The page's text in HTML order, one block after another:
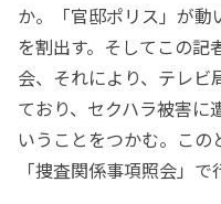
か。「官邸ポリス」が動
を割出す。そしてこの
会、それにより、テレビ
ており、セクハラ被害に
いうことをつかむ。こ
「捜査関係事項照会」で